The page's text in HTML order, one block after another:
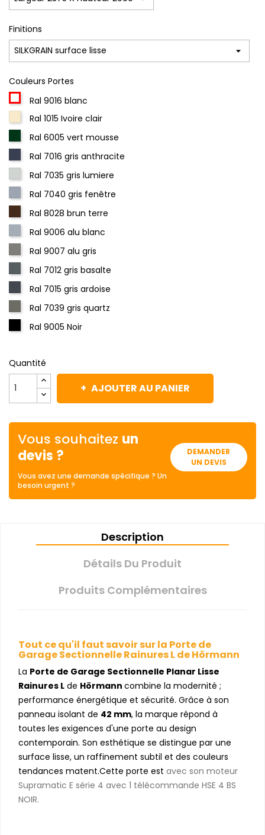
Finitions
Couleurs Portes
Ral 9016 blanc
Ral 1015 Ivoire clair
Ral 6005 vert mousse
Ral 7016 gris anthracite
Ral 7035 gris lumiere
Ral 7040 gris fenêtre
Ral 8028 brun terre
Ral 9006 alu blanc
Ral 9007 alu gris
Ral 7012 gris basalte
Ral 7015 gris ardoise
Ral 7039 gris quartz
Ral 9005 Noir
Quantité
AJOUTER AU PANIER
Vous souhaitez un
devis ?
Vous avez une demande spécifique ? Un
besoin urgent ?
DEMANDER
UN DEVIS
Description
Détails Du Produit
Produits Complémentaires
Tout ce qu'il faut savoir sur la Porte de
Garage Sectionnelle Rainures L de Hörmann
La Porte de Garage Sectionnelle Planar Lisse
Rainures L de Hörmann combine la modernité ;
performance énergétique et sécurité. Grâce à son
panneau isolant de 42 mm, la marque répond à
toutes les exigences d'une porte au design
contemporain. Son esthétique se distingue par une
surface lisse, un raffinement subtil et des couleurs
tendances matent.Cette porte est avec son moteur
Supramatic E série 4 avec 1 télécommande HSE 4 BS
NOIR.